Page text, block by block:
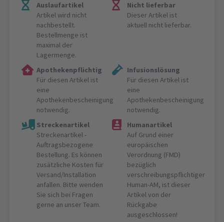
Auslaufartikel
Artikel wird nicht
nachbestellt.
Bestellmenge ist
maximal der
Lagermenge.
Nicht lieferbar
Dieser Artikel ist
aktuell nicht lieferbar.
Apothekenpflichtig
Für diesen Artikel ist
eine
Apothekenbescheinigung
notwendig.
Infusionslösung
Für diesen Artikel ist
eine
Apothekenbescheinigung
notwendig.
Streckenartikel
Streckenartikel -
Auftragsbezogene
Bestellung. Es können
zusätzliche Kosten für
Versand/Installation
anfallen. Bitte wenden
Sie sich bei Fragen
gerne an unser Team.
Humanartikel
Auf Grund einer
europäischen
Verordnung (FMD)
bezüglich
verschreibungspflichtiger
Human-AM, ist dieser
Artikel von der
Rückgabe
ausgeschlossen!